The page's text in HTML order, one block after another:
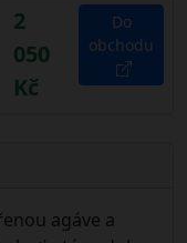
2
050
Kč
Do
obchodu
agáve a